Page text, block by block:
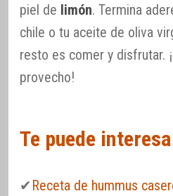
piel de limón. Termina
chile o tu aceite de oliva
resto es comer y disfrutar.
provecho!
Te puede
✔Receta de hummus